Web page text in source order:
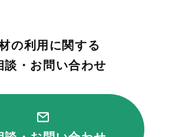
の利用に関する
談・お問い合わせ